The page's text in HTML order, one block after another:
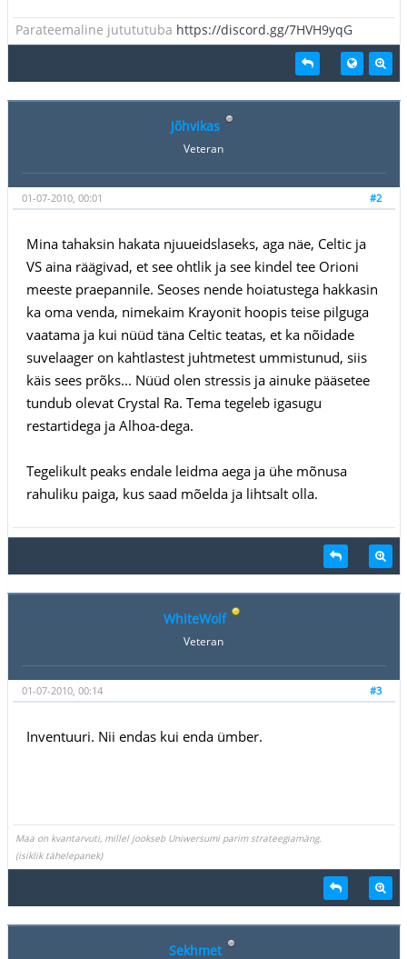
Parateemaline jutututuba https://discord.gg/7HVH9yqG
Jõhvikas
Veteran
#2
01-07-2010, 00:01
Mina tahaksin hakata njuueidslaseks, aga näe, Celtic ja
VS aina räägivad, et see ohtlik ja see kindel tee Orioni
meeste praepannile. Seoses nende hoiatustega hakkasin
ka oma venda, nimekaim Krayonit hoopis teise pilguga
vaatama ja kui nüüd täna Celtic teatas, et ka nõidade
suvelaager on kahtlastest juhtmetest ummistunud, siis
käis sees prõks... Nüüd olen stressis ja ainuke pääsetee
tundub olevat Crystal Ra. Tema tegeleb igasugu
restartidega ja Alhoa-dega.
Tegelikult peaks endale leidma aega ja ühe mõnusa
rahuliku paiga, kus saad mõelda ja lihtsalt olla.
WhiteWolf
Veteran
#3
01-07-2010, 00:14
Inventuuri. Nii endas kui enda ümber.
Maa on kvantarvuti, millel jookseb Uniwersumi parim strateegiamäng.
(isiklik tähelepanek)
Sekhmet